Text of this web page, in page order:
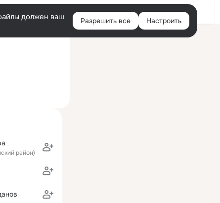
Войти
должен ваш
Разрешить все Настроить
район)